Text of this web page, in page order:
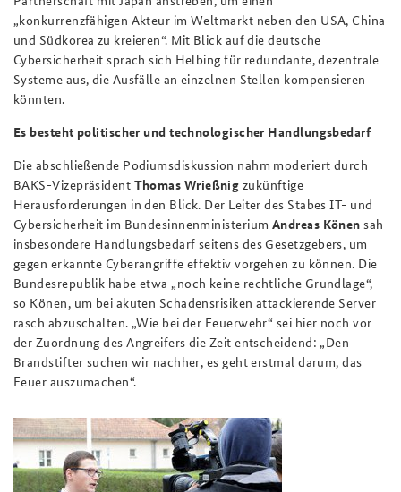
„konkurrenzfähigen Akteur im Weltmarkt neben den USA, China
und Südkorea zu kreieren“. Mit Blick auf die deutsche
Cybersicherheit sprach sich Helbing für redundante, dezentrale
Systeme aus, die Ausfälle an einzelnen Stellen kompensieren
könnten.
Es besteht politischer und technologischer Handlungsbedarf
Die abschließende Podiumsdiskussion nahm moderiert durch
BAKS-Vizepräsident Thomas Wrießnig zukünftige
Herausforderungen in den Blick. Der Leiter des Stabes IT- und
Cybersicherheit im Bundesinnenministerium Andreas Könen sah
insbesondere Handlungsbedarf seitens des Gesetzgebers, um
gegen erkannte Cyberangriffe effektiv vorgehen zu können. Die
Bundesrepublik habe etwa „noch keine rechtliche Grundlage“,
so Könen, um bei akuten Schadensrisiken attackierende Server
rasch abzuschalten. „Wie bei der Feuerwehr“ sei hier noch vor
der Zuordnung des Angreifers die Zeit entscheidend: „Den
Brandstifter suchen wir nachher, es geht erstmal darum, das
Feuer auszumachen“.